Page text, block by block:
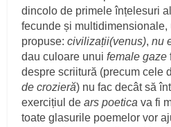
dincolo de primele înțelesuri
fecunde și
propuse:civilizații(venus),nu
dau culoare unuifemale gaze
despre scriitură (precum cele
de crozieră) nu fac decât să
exercițiul dears poeticava fi
toate glasurile poemelor vor